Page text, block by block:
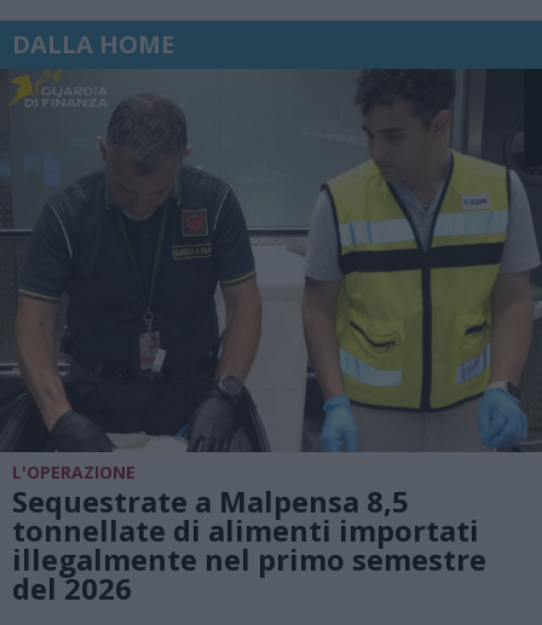
DALLA HOME
L'OPERAZIONE
Sequestrate a Malpensa 8,5
tonnellate di alimenti importati
illegalmente nel primo semestre
del 2026